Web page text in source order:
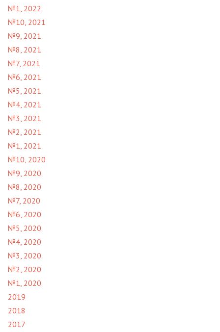
№1, 2022
№10, 2021
№9, 2021
№8, 2021
№7, 2021
№6, 2021
№5, 2021
№4, 2021
№3, 2021
№2, 2021
№1, 2021
№10, 2020
№9, 2020
№8, 2020
№7, 2020
№6, 2020
№5, 2020
№4, 2020
№3, 2020
№2, 2020
№1, 2020
2019
2018
2017